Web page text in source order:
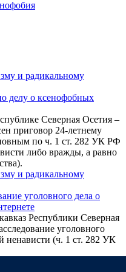
и радикальному
делу о ксенофобных
Северная Осетия –
приговор 24-летнему
по ч. 1 ст. 282 УК РФ
либо вражды, а равно
и радикальному
уголовного дела о
Республики Северная
уголовного
ненависти (ч. 1 ст. 282 УК